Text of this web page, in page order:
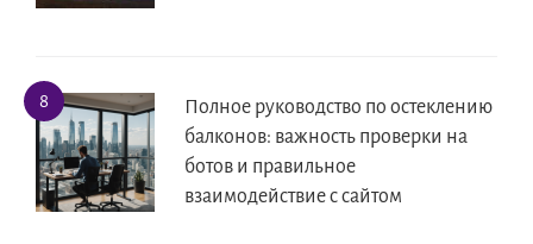
Полное руководство по остеклению
балконов: важность проверки на
ботов и правильное
взаимодействие с сайтом